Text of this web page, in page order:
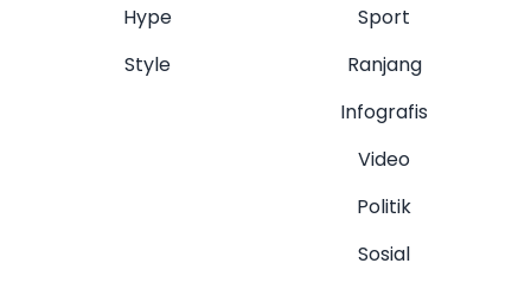
Hype
Style
Sport
Ranjang
Infografis
Video
Politik
Sosial